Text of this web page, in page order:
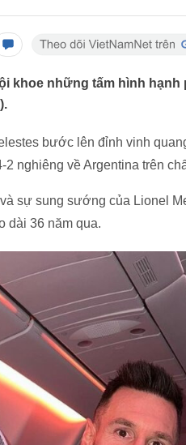
khoe những tấm hình
bước lên đỉnh vinh
nghiêng về Argentina trên
sự sung sướng của Lionel
dài 36 năm qua.